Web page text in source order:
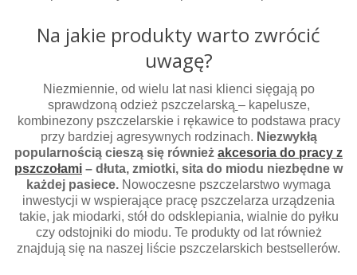
Na jakie produkty warto zwrócić
uwagę?
Niezmiennie, od wielu lat nasi klienci sięgają po
sprawdzoną odzież pszczelarską – kapelusze,
kombinezony pszczelarskie i rękawice to podstawa pracy
przy bardziej agresywnych rodzinach. Niezwykłą
popularnością cieszą się również akcesoria do pracy z
pszczołami – dłuta, zmiotki, sita do miodu niezbędne w
każdej pasiece. Nowoczesne pszczelarstwo wymaga
inwestycji w wspierające pracę pszczelarza urządzenia
takie, jak miodarki, stół do odsklepiania, wialnie do pyłku
czy odstojniki do miodu. Te produkty od lat również
znajdują się na naszej liście pszczelarskich bestsellerów.